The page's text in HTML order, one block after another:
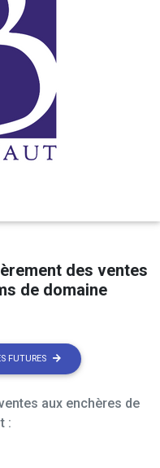
des ventes
de domaine
FUTURES
aux enchères de
: